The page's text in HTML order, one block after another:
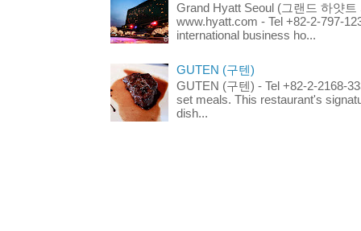
Grand Hyatt Seoul (그랜드 하얏트
www.hyatt.com - Tel +82-2-797-
international business ho...
GUTEN (구텐)
GUTEN (구텐) - Tel +82-2-2168-
set meals. This restaurant's
dish...